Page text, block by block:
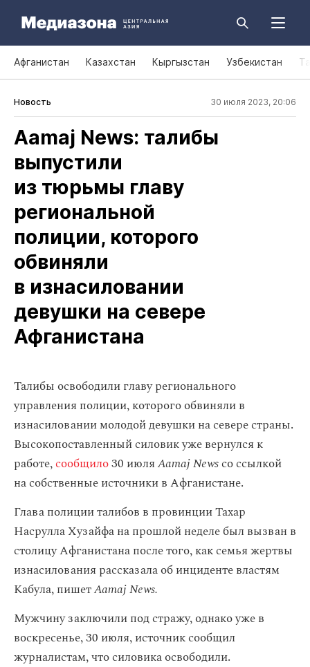
Афганистан Казахстан Кыргызстан Узбекистан
Новость 30 июля 2023, 20:06
Aamaj News: талибы
выпустили
из тюрьмы главу
региональной
полиции, которого
обвиняли
в изнасиловании
девушки на севере
Афганистана
Талибы освободили главу регионального
управления полиции, которого обвиняли в
изнасиловании молодой девушки на севере страны.
Высокопоставленный силовик уже вернулся к
работе,сообщило30 июляAamaj Newsсо ссылкой
на собственные источники в Афганистане.
Глава полиции талибов в провинции Тахар
Насрулла Хузайфа на прошлой неделе был вызван в
столицу Афганистана после того, как семья жертвы
изнасилования рассказала об инциденте властям
Кабула, пишетAamaj News.
Мужчину заключили под стражу, однако уже в
воскресенье, 30 июля, источник сообщил
журналистам, что силовика освободили.